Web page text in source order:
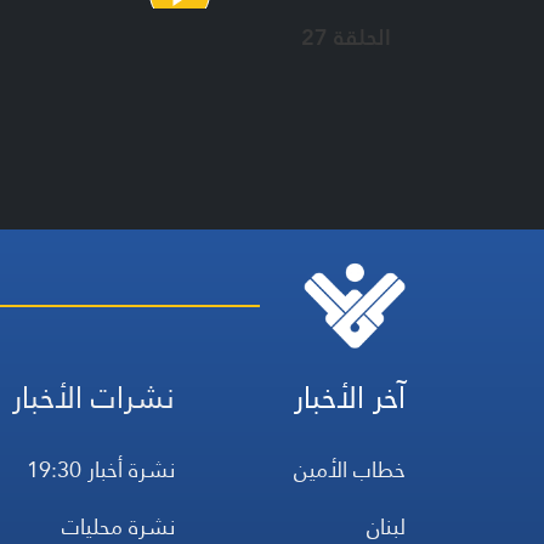
الحلقة 27
آخر الأخبار
خطاب الأمين
لبنان
نشرات الأخبار
نشرة أخبار 19:30
نشرة محليات